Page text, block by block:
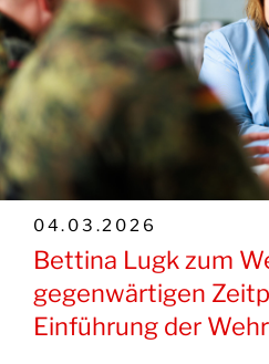
VERÖFFENTLICHT
AM
04.03.2026
Bettina Lugk zum
gegenwärtigen
Einführung der